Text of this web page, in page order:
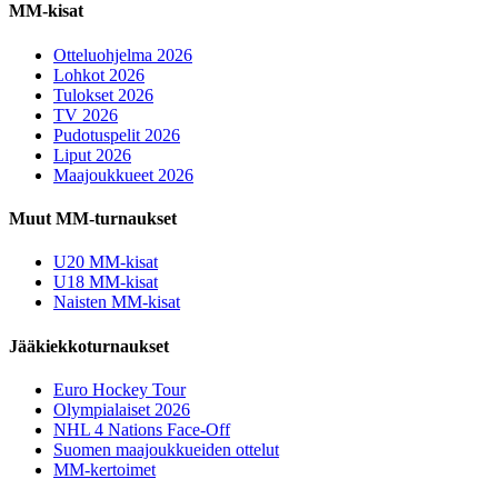
MM-kisat
Otteluohjelma 2026
Lohkot 2026
Tulokset 2026
TV 2026
Pudotuspelit 2026
Liput 2026
Maajoukkueet 2026
Muut MM-turnaukset
U20 MM-kisat
U18 MM-kisat
Naisten MM-kisat
Jääkiekkoturnaukset
Euro Hockey Tour
Olympialaiset 2026
NHL 4 Nations Face-Off
Suomen maajoukkueiden ottelut
MM-kertoimet